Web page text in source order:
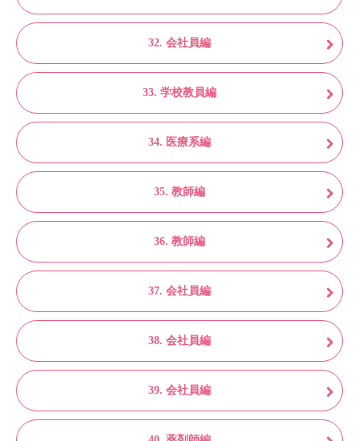
32. 会社員編
33. 学校教員編
34. 医療系編
35. 教師編
36. 教師編
37. 会社員編
38. 会社員編
39. 会社員編